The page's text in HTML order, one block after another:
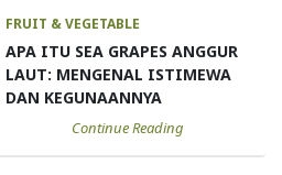
FRUIT & VEGETABLE
APA ITU SEA GRAPES ANGGUR
LAUT: MENGENAL ISTIMEWA
DAN KEGUNAANNYA
Continue Reading